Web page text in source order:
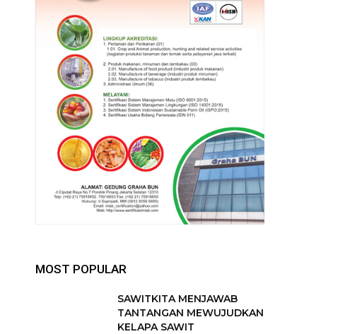
MOST POPULAR
SAWITKITA MENJAWAB
TANTANGAN MEWUJUDKAN
KELAPA SAWIT